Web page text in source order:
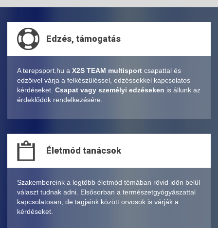
Edzés, támogatás
A terepsport.hu a X2S TEAM multisport csapattal és
edzőivel várja a felkészüléssel, edzéssekkel kapcsolatos
kérdéseket. Csapat vagy személyi edzéseken is állunk az
érdeklődök rendelkezésére.
Életmód tanácsok
Szakembereink a legtöbb életmód témában rövid időn belül
választ tudnak adni. Elsősorban a természetgyógyászattal
kapcsolatosan, de tagjaink között orvosok is várják a
kérdéseket.